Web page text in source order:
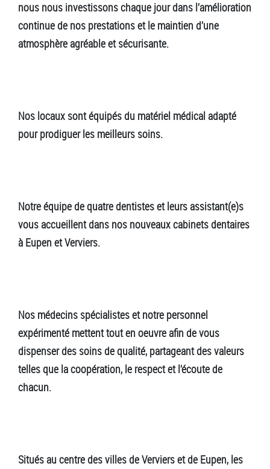
nous nous investissons chaque jour dans l’amélioration
continue de nos prestations et le maintien d’une
atmosphère agréable et sécurisante.
Nos locaux sont équipés du matériel médical adapté
pour prodiguer les meilleurs soins.
Notre équipe de quatre dentistes et leurs assistant(e)s
vous accueillent dans nos nouveaux cabinets dentaires
à Eupen et Verviers.
Nos médecins spécialistes et notre personnel
expérimenté mettent tout en oeuvre afin de vous
dispenser des soins de qualité, partageant des valeurs
telles que la coopération, le respect et l’écoute de
chacun.
Situés au centre des villes de Verviers et de Eupen, les